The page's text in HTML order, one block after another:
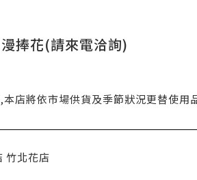
捧花(請來電洽詢)
店將依市場供貨及季節狀況更替使用
竹北花店